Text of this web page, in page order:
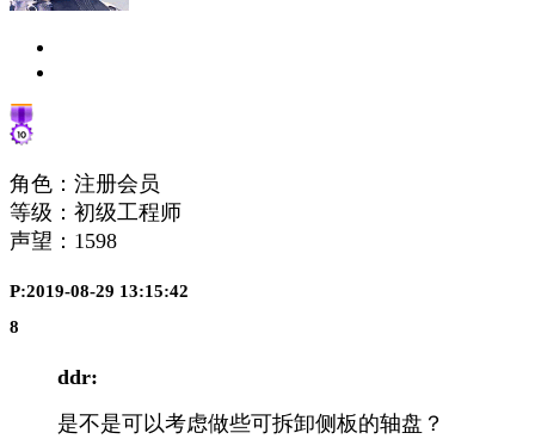
角色：注册会员
等级：初级工程师
声望： 1598
P:2019-08-29 13:15:42
8
ddr:
是不是可以考虑做些可拆卸侧板的轴盘？